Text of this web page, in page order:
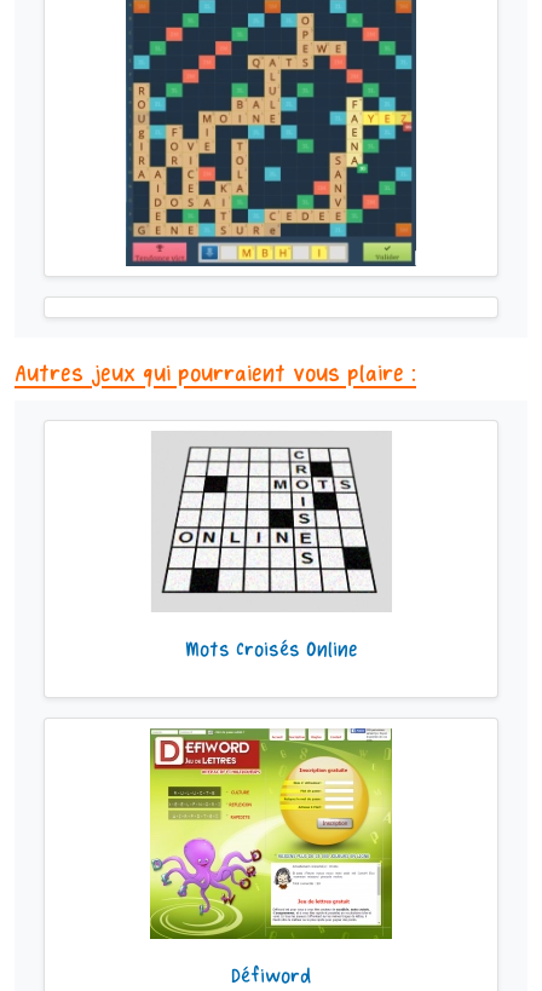
Autres jeux qui pourraient vous plaire :
Mots Croisés Online
Défiword